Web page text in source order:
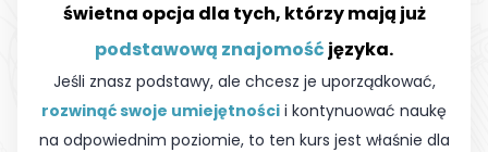
świetna opcja dla tych, którzy mają już
podstawową znajomość języka.
Jeśli znasz podstawy, ale chcesz je uporządkować,
rozwinąć swoje umiejętności i kontynuować naukę
na odpowiednim poziomie, to ten kurs jest właśnie dla